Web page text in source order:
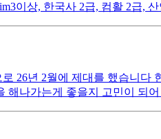
이상, 한국사 2급, 컴활 2급,
26년 2월에 제대를 했습니
해나가는게 좋을지 고민이 되